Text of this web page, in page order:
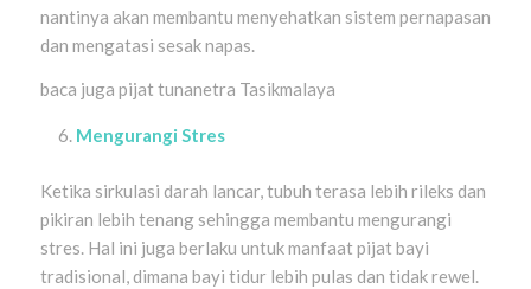
nantinya akan membantu menyehatkan sistem pernapasan
dan mengatasi sesak napas.
baca juga pijat tunanetra Tasikmalaya
Mengurangi Stres
Ketika sirkulasi darah lancar, tubuh terasa lebih rileks dan
pikiran lebih tenang sehingga membantu mengurangi
stres. Hal ini juga berlaku untuk manfaat pijat bayi
tradisional, dimana bayi tidur lebih pulas dan tidak rewel.